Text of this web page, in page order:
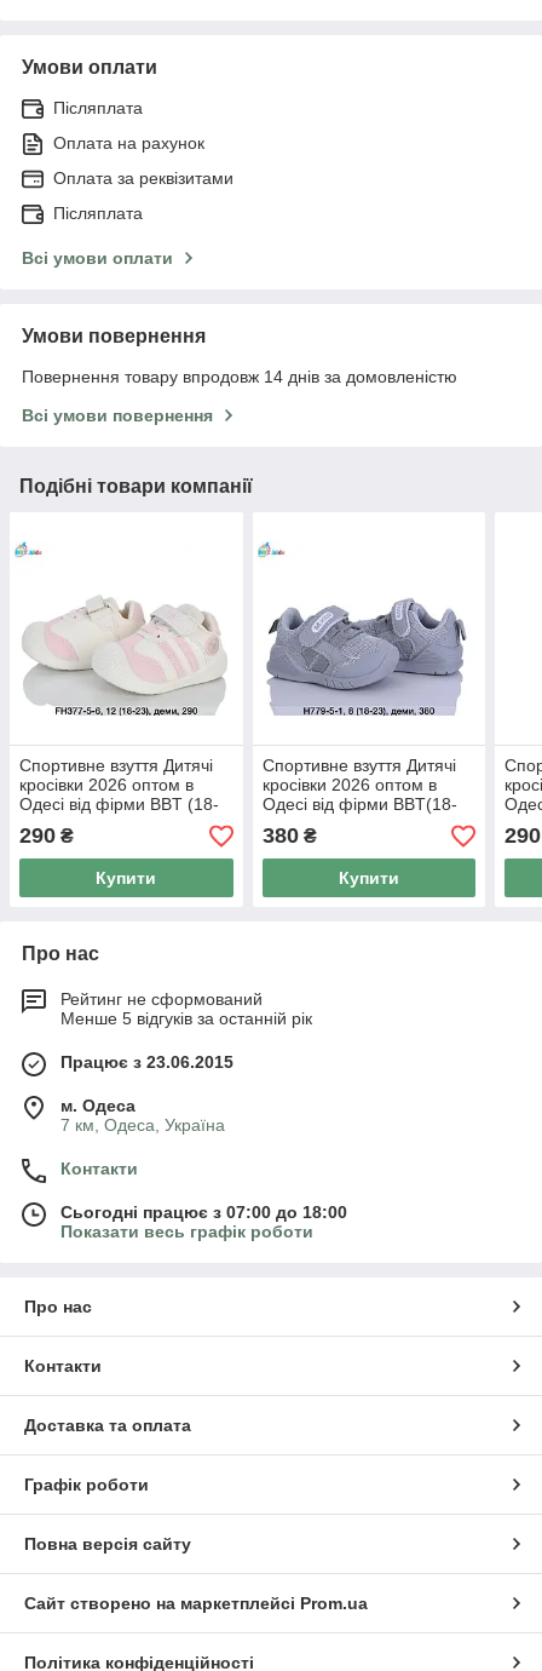
Умови оплати
Післяплата
Оплата на рахунок
Оплата за реквізитами
Післяплата
Всі умови оплати
Умови повернення
Повернення товару впродовж 14 днів за домовленістю
Всі умови повернення
Подібні товари компанії
Спортивне взуття Дитячі
кросівки 2026 оптом в
Одесі від фірми BBT (18-
23)
290 ₴
Купити
Спортивне взуття Дитячі
кросівки 2026 оптом в
Одесі від фірми BBT(18-
23)
380₴
Купити
23)
290
Про нас
Рейтинг не сформований
Менше 5 відгуків за останній рік
Працює з 23.06.2015
м. Одеса
7 км, Одеса, Україна
Контакти
Сьогодні працює з 07:00 до 18:00
Показати весь графік роботи
Про нас
Контакти
Доставка та оплата
Графік роботи
Повна версія сайту
Сайт створено на маркетплейсі Prom.ua
Політика конфіденційності